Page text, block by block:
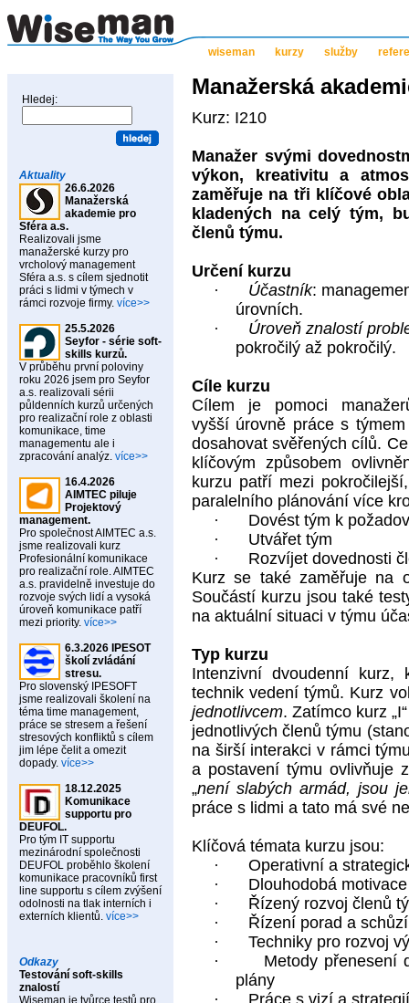
wiseman kurzy služby
Hledej:
Aktuality
26.6.2026
Manažerská
akademie pro
Sféra a.s.
Realizovali jsme
manažerské kurzy pro
vrcholový management
Sféra a.s. s cílem sjednotit
práci s lidmi v týmech v
rámci rozvoje firmy. více>>
25.5.2026
Seyfor - série soft-
skills kurzů.
V průběhu první poloviny
roku 2026 jsem pro Seyfor
a.s. realizovali sérii
půldenních kurzů určených
pro realizační role z oblasti
komunikace, time
managementu ale i
zpracování analýz. více>>
16.4.2026
AIMTEC piluje
Projektový
management.
Pro společnost AIMTEC a.s.
jsme realizovali kurz
Profesionální komunikace
pro realizační role. AIMTEC
a.s. pravidelně investuje do
rozvoje svých lidí a vysoká
úroveň komunikace patří
mezi priority. více>>
6.3.2026 IPESOT
školí zvládání
stresu.
Pro slovenský IPESOFT
jsme realizovali školení na
téma time management,
práce se stresem a řešení
stresových konfliktů s cílem
jim lépe čelit a omezit
dopady. více>>
18.12.2025
Komunikace
supportu pro
DEUFOL.
Pro tým IT supportu
mezinárodní společnosti
DEUFOL proběhlo školení
komunikace pracovníků first
line supportu s cílem zvýšení
odolnosti na tlak interních i
externích klientů. více>>
Odkazy
Testování soft-skills
znalostí
Wiseman je tvůrce testů pro
Manažerská
Kurz: I210
Manažer svými
výkon, kreativitu a
zaměřuje na tři klíčové
kladených na celý tým,
členů týmu.
Určení kurzu
·
Účastník:
úrovních.
·
Úroveň znalostí
pokročilý až pokročilý.
Cíle kurzu
Cílem je pomoci
vyšší úrovně práce s
dosahovat svěřených cílů.
klíčovým způsobem
kurzu patří mezi
paralelního plánování více
·
Dovést tým k
·
Utvářet tým
·
Rozvíjet dovednosti
Kurz se také zaměřuje na
Součástí kurzu jsou také
na aktuální situaci v týmu
Typ kurzu
Intenzivní dvoudenní
technik vedení týmů. Kurz
jednotlivcem. Zatímco kurz
jednotlivých členů týmu
na širší interakci v rámci
a postavení týmu ovlivňuje
„není slabých armád, jsou
práce s lidmi a tato má své
Klíčová témata kurzu jsou:
·
Operativní a
·
Dlouhodobá
·
Řízený rozvoj členů
·
Řízení porad a schůzí
·
Techniky pro rozvoj
·
Metody přenesení
plány
·
Práce s vizí a